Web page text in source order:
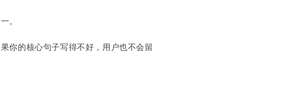
。
你的核心句子写得不好，用户也不会留